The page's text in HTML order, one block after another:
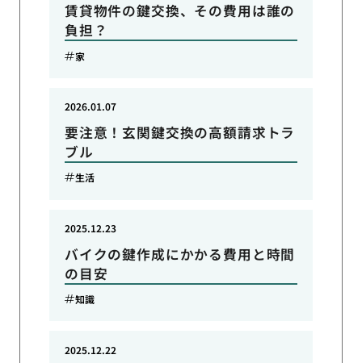
賃貸物件の鍵交換、その費用は誰の
負担？
家
要注意！玄関鍵交換の高額請求トラ
ブル
2026.01.07
生活
バイクの鍵作成にかかる費用と時間
の目安
2025.12.23
知識
2025.12.22